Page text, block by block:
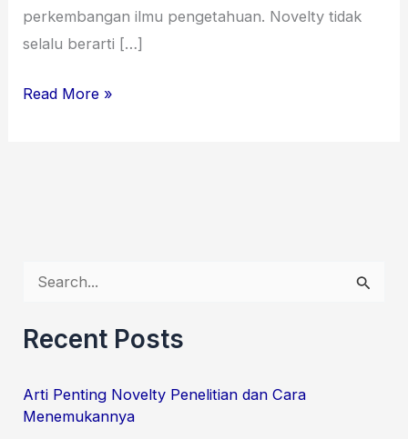
perkembangan ilmu pengetahuan. Novelty tidak
selalu berarti […]
Read More »
a
c
Recent Posts
Arti Penting Novelty Penelitian dan Cara
Menemukannya